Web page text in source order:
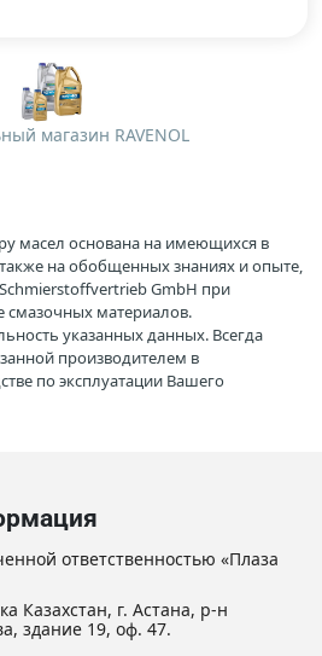
магазин RAVENOL
масел основана на имеющихся в
на обобщенных знаниях и опыте,
GmbH при
смазочных материалов.
указанных данных. Всегда
производителем в
по эксплуатации Вашего
ответственностью «Плаза
Казахстан, г. Астана, р-н
здание 19, оф. 47.